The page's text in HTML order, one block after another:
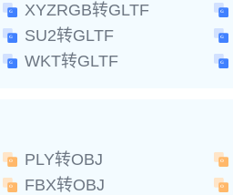
XYZRGB转GLTF
SU2转GLTF
WKT转GLTF
PLY转OBJ
FBX转OBJ